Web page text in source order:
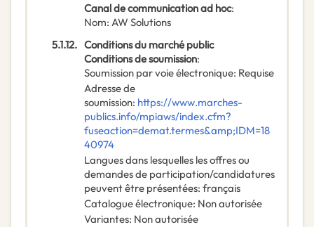
Canal de communication ad hoc:
Nom: AW Solutions
5.1.12. Conditions du marché public
Conditions de soumission:
Soumission par voie électronique: Requise
Adresse de
soumission: https://www.marches-
publics.info/mpiaws/index.cfm?
fuseaction=demat.termes&amp;IDM=18
40974
Langues dans lesquelles les offres ou
demandes de participation/candidatures
peuvent être présentées: français
Catalogue électronique: Non autorisée
Variantes: Non autorisée